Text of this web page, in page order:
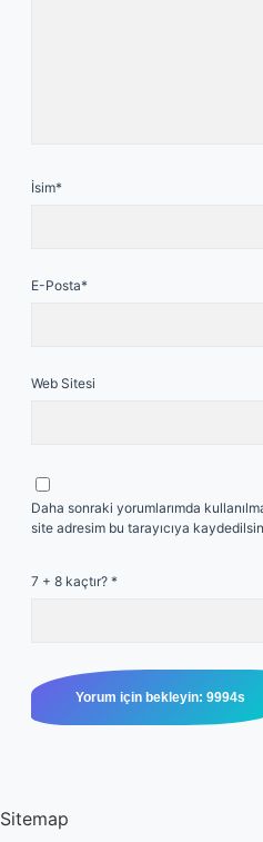
İsim*
E-Posta*
Web Sitesi
Daha sonraki yorumlarımda
site adresim bu tarayıcıya
7 + 8 kaçtır? *
Sitemap